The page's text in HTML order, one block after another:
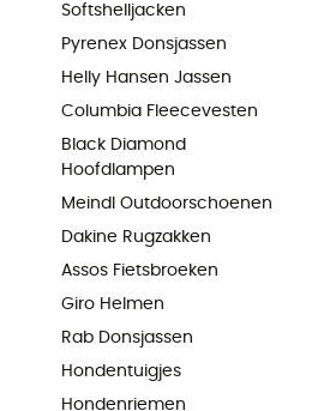
Softshelljacken
Pyrenex Donsjassen
Helly Hansen Jassen
Columbia Fleecevesten
Black Diamond
Hoofdlampen
Meindl Outdoorschoenen
Dakine Rugzakken
Assos Fietsbroeken
Giro Helmen
Rab Donsjassen
Hondentuigjes
Hondenriemen